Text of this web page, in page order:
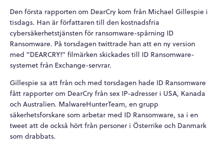
Den första rapporten om DearCry kom från Michael Gillespie i
tisdags. Han är författaren till den kostnadsfria
cybersäkerhetstjänsten för ransomware-spårning ID
Ransomware. På torsdagen twittrade han att en ny version
med "DEARCRY!" filmärken skickades till ID Ransomware-
systemet från Exchange-servrar.
Gillespie sa att från och med torsdagen hade ID Ransomware
fått rapporter om DearCry från sex IP-adresser i USA, Kanada
och Australien. MalwareHunterTeam, en grupp
säkerhetsforskare som arbetar med ID Ransomware, sa i en
tweet att de också hört från personer i Österrike och Danmark
som drabbats.